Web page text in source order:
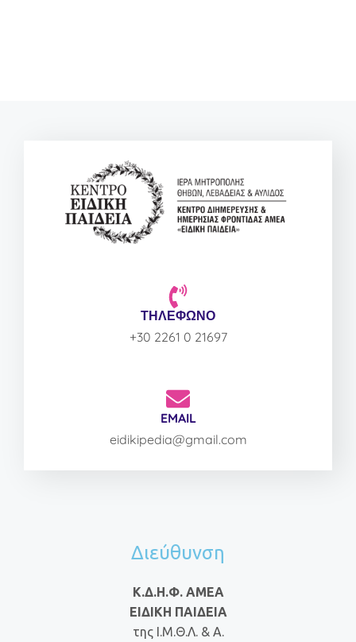
ΤΗΛΕΦΩΝΟ
+30 2261 0 21697
EMAIL
eidikipedia@gmail.com
Διεύθυνση
Κ.Δ.Η.Φ. ΑΜΕΑ
ΕΙΔΙΚΗ ΠΑΙΔΕΙΑ
της Ι.Μ.Θ.Λ. & Α.